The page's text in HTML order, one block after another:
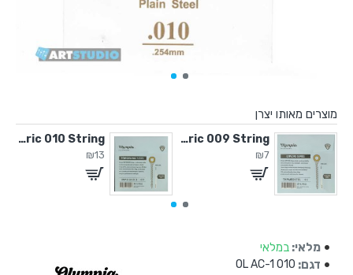
מוצרים מאותו יצרן
Acoustic / Electric 009 String
₪7
Acoustic / Electric 010 String
₪13
מלאי: במלאי
דגם: OL AC-1 010